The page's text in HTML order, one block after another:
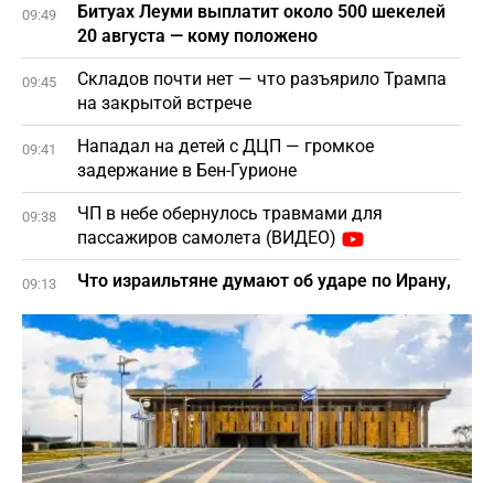
09:49
Битуах Леуми выплатит около 500 шекелей
20 августа — кому положено
09:45
Складов почти нет — что разъярило Трампа
на закрытой встрече
09:41
Нападал на детей с ДЦП — громкое
задержание в Бен-Гурионе
09:38
ЧП в небе обернулось травмами для
пассажиров самолета (ВИДЕО)
09:13
Что израильтяне думают об ударе по Ирану,
Какая доза кофе защищает сердце от
инфаркта
08:50
Бардуго атаковал начальника Генштаба:
Нетаниягу должен вмешаться